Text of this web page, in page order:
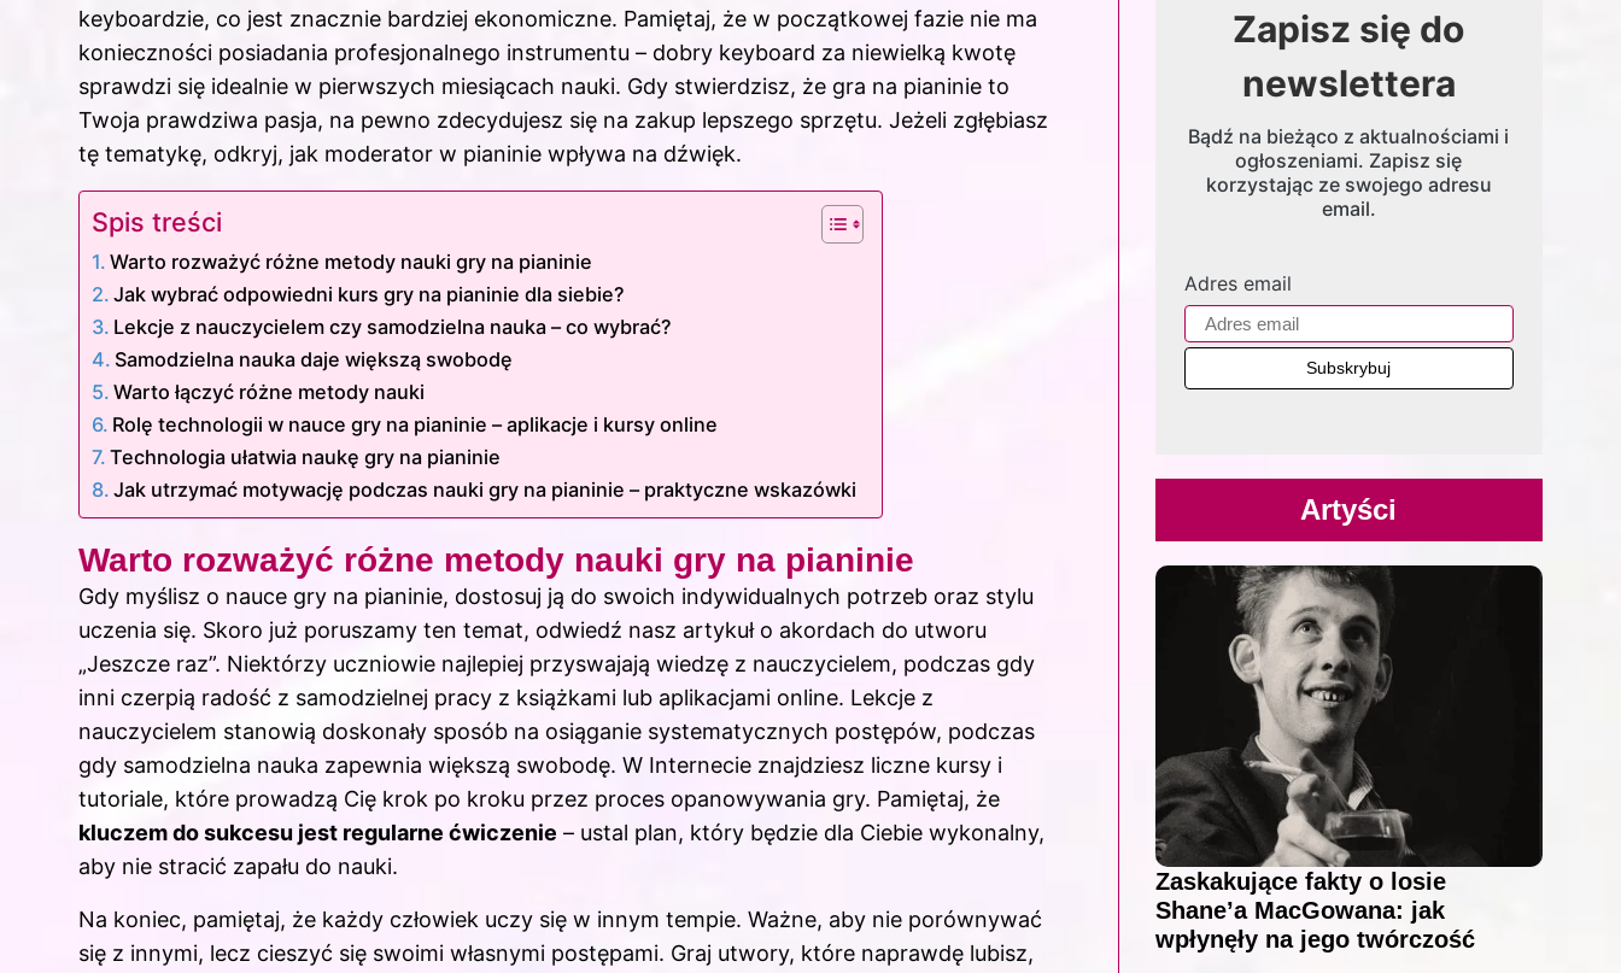
keyboardzie, co jest znacznie bardziej ekonomiczne. Pamiętaj, że w początkowej fazie nie ma
konieczności posiadania profesjonalnego instrumentu – dobry keyboard za niewielką kwotę
sprawdzi się idealnie w pierwszych miesiącach nauki. Gdy stwierdzisz, że gra na pianinie to
Twoja prawdziwa pasja, na pewno zdecydujesz się na zakup lepszego sprzętu. Jeżeli zgłębiasz
tę tematykę, odkryj, jak moderator w pianinie wpływa na dźwięk.
Spis treści
Warto rozważyć różne metody nauki gry na pianinie
Jak wybrać odpowiedni kurs gry na pianinie dla siebie?
Lekcje z nauczycielem czy samodzielna nauka – co wybrać?
Samodzielna nauka daje większą swobodę
Warto łączyć różne metody nauki
Rolę technologii w nauce gry na pianinie – aplikacje i kursy online
Technologia ułatwia naukę gry na pianinie
Jak utrzymać motywację podczas nauki gry na pianinie – praktyczne wskazówki
Warto rozważyć różne metody nauki gry na pianinie
Gdy myślisz o nauce gry na pianinie, dostosuj ją do swoich indywidualnych potrzeb oraz stylu
uczenia się. Skoro już poruszamy ten temat, odwiedź nasz artykuł o akordach do utworu
„Jeszcze raz”. Niektórzy uczniowie najlepiej przyswajają wiedzę z nauczycielem, podczas gdy
inni czerpią radość z samodzielnej pracy z książkami lub aplikacjami online. Lekcje z
nauczycielem stanowią doskonały sposób na osiąganie systematycznych postępów, podczas
gdy samodzielna nauka zapewnia większą swobodę. W Internecie znajdziesz liczne kursy i
tutoriale, które prowadzą Cię krok po kroku przez proces opanowywania gry. Pamiętaj, że
kluczem do sukcesu jest regularne ćwiczenie – ustal plan, który będzie dla Ciebie wykonalny,
aby nie stracić zapału do nauki.
Na koniec, pamiętaj, że każdy człowiek uczy się w innym tempie. Ważne, aby nie porównywać
się z innymi, lecz cieszyć się swoimi własnymi postępami. Graj utwory, które naprawdę lubisz,
Zapisz się do
newslettera
Bądź na bieżąco z aktualnościami i
ogłoszeniami. Zapisz się
korzystając ze swojego adresu
email.
Adres email
Artyści
Zaskakujące fakty o losie
Shane’a MacGowana: jak
wpłynęły na jego twórczość